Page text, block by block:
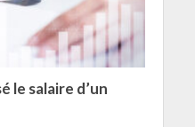
le salaire d’un